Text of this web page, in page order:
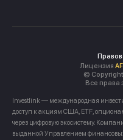
Лицензия
© Copyright
Все права
Investlink — международная
доступ к акциям США, ETF,
через цифровую экосистему.
выданной Управлением